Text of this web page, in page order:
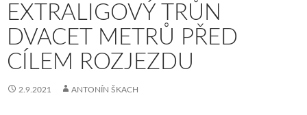
EXTRALIGOVÝ TRŮN
DVACET METRŮ PŘED
CÍLEM ROZJEZDU
2.9.2021 ANTONÍN ŠKACH